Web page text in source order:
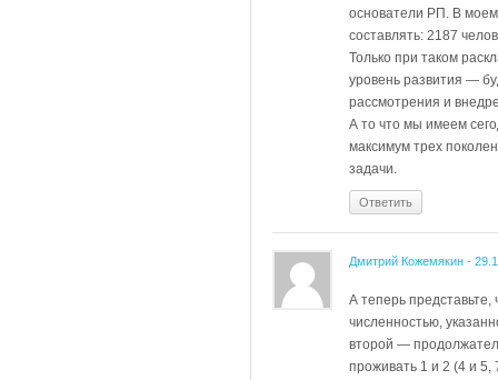
основатели РП. В
составлять: 2187
Только при таком
уровень развития —
рассмотрения и
А то что мы имеем
максимум трех
задачи.
Ответить
Дмитрий Кожемякин -
А теперь представьте,
численностью,
второй —
проживать 1 и 2 (4 и 5,